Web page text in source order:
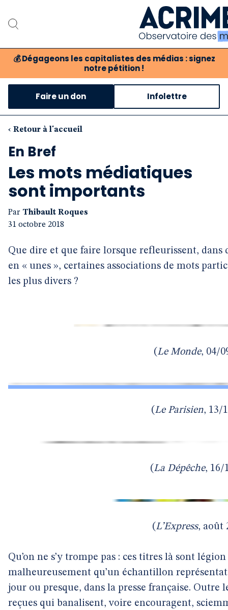
💰 Dégageons les capitalistes des médias : signez
notre pétition !
Notre critique des
Boutique
Faire un don Infolettre
‹ Retour à l'accueil
En Bref
Les mots médiatiques
sont importants
Par Thibault Roques
31 octobre 2018
Que dire et que faire lorsque refleurissent, dans
en « unes », certaines associations de mots
les plus divers ?
(Le Monde, 04/
(Le Parisien, 13/
(La Dépêche, 16/
(L’Express, août
Qu’on ne s’y trompe pas : ces titres là sont
malheureusement qu’un échantillon
jour ou presque, dans la presse française. Outre
reçues qui banalisent, voire encouragent,